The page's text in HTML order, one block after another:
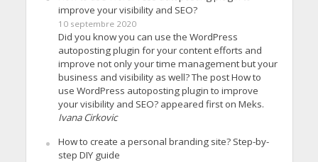
improve your visibility and SEO?
10 septembre 2020
Did you know you can use the WordPress
autoposting plugin for your content efforts and
improve not only your time management but your
business and visibility as well? The post How to
use WordPress autoposting plugin to improve
your visibility and SEO? appeared first on Meks.
Ivana Cirkovic
How to create a personal branding site? Step-by-
step DIY guide